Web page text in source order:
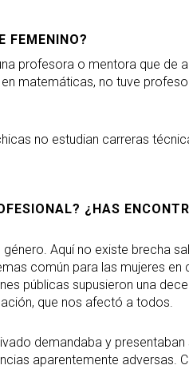
FEMENINO?
profesora o mentora que de
matemáticas, no tuve
no estudian carreras
¿HAS
Aquí no existe brecha
común para las mujeres en
públicas supusieron una
que nos afectó a todos.
demandaba y
aparentemente adversas.